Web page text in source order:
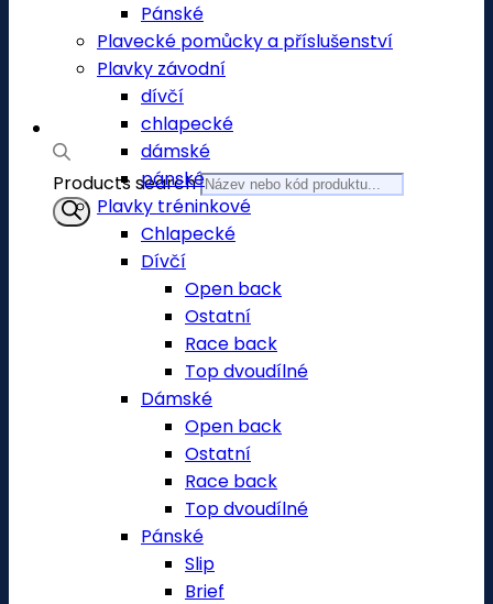
Products search
Pánské
Plavecké pomůcky a příslušenství
Plavky závodní
dívčí
chlapecké
dámské
pánské
Plavky tréninkové
Chlapecké
Dívčí
Open back
Ostatní
Race back
Top dvoudílné
Dámské
Open back
Ostatní
Race back
Top dvoudílné
Pánské
Slip
Brief